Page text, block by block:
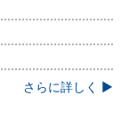
さらに詳しく ▶